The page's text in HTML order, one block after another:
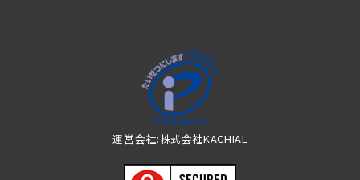
運営会社:株式会社KACHIAL